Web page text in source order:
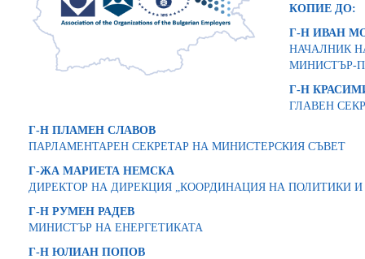
КОПИЕ ДО:
Г-Н ИВАН
НАЧАЛНИК
МИНИСТЪР-
Г-Н
ГЛАВЕН
Г-Н ПЛАМЕН СЛАВОВ
ПАРЛАМЕНТАРЕН СЕКРЕТАР НА МИНИСТЕРСКИЯ СЪВЕТ
Г-ЖА МАРИЕТА НЕМСКА
ДИРЕКТОР НА ДИРЕКЦИЯ „КООРДИНАЦИЯ НА ПОЛИТИКИ
Г-Н РУМЕН РАДЕВ
МИНИСТЪР НА ЕНЕРГЕТИКАТА
Г-Н ЮЛИАН ПОПОВ